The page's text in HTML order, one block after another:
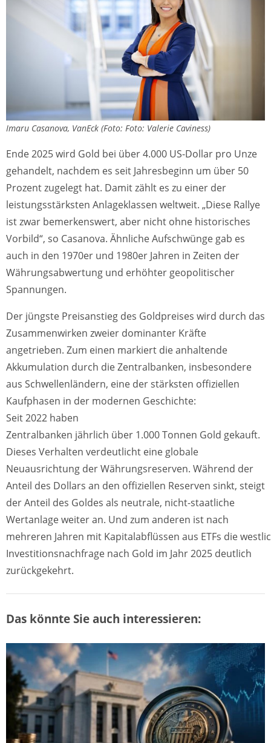
Imaru Casanova, VanEck (Foto: Foto: Valerie Caviness)
Ende 2025 wird Gold bei über 4.000 US-Dollar pro Unze
gehandelt, nachdem es seit Jahresbeginn um über 50
Prozent zugelegt hat. Damit zählt es zu einer der
leistungsstärksten Anlageklassen weltweit. „Diese Rallye
ist zwar bemerkenswert, aber nicht ohne historisches
Vorbild“, so Casanova. Ähnliche Aufschwünge gab es
auch in den 1970er und 1980er Jahren in Zeiten der
Währungsabwertung und erhöhter geopolitischer
Spannungen.
Der jüngste Preisanstieg des Goldpreises wird durch das
Zusammenwirken zweier dominanter Kräfte
angetrieben. Zum einen markiert die anhaltende
Akkumulation durch die Zentralbanken, insbesondere
aus Schwellenländern, eine der stärksten offiziellen
Kaufphasen in der modernen Geschichte:
Seit 2022 haben
Zentralbanken jährlich über 1.000 Tonnen Gold gekauft.
Dieses Verhalten verdeutlicht eine globale
Neuausrichtung der Währungsreserven. Während der
Anteil des Dollars an den offiziellen Reserven sinkt, steigt
der Anteil des Goldes als neutrale, nicht-staatliche
Wertanlage weiter an. Und zum anderen ist nach
mehreren Jahren mit Kapitalabflüssen aus ETFs die
Investitionsnachfrage nach Gold im Jahr 2025 deutlich
zurückgekehrt.
Das könnte Sie auch interessieren: